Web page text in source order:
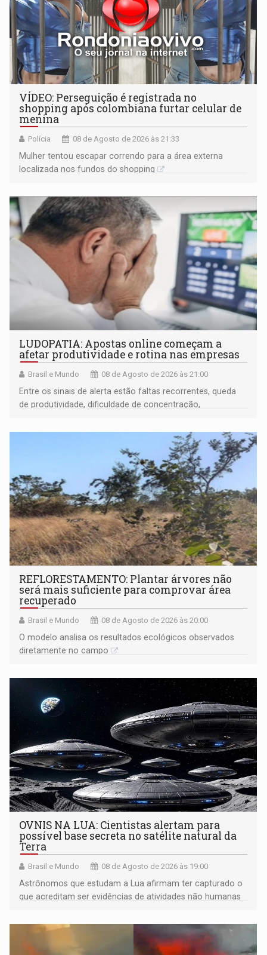
VÍDEO: Perseguição é registrada no
shopping após colombiana furtar celular de
menina
Polícia 08 de Agosto de 2026 às 21:33
Mulher tentou escapar correndo para a área externa
localizada nos fundos do shopping
LUDOPATIA: Apostas online começam a
afetar produtividade e rotina nas empresas
Brasil e Mundo 08 de Agosto de 2026 às 21:00
Entre os sinais de alerta estão faltas recorrentes, queda
de produtividade, dificuldade de concentração,
REFLORESTAMENTO: Plantar árvores não
será mais suficiente para comprovar área
recuperado
Brasil e Mundo 08 de Agosto de 2026 às 20:00
O modelo analisa os resultados ecológicos observados
diretamente no campo
OVNIS NA LUA: Cientistas alertam para
possível base secreta no satélite natural da
Terra
Brasil e Mundo 08 de Agosto de 2026 às 19:00
Astrônomos que estudam a Lua afirmam ter capturado o
que acreditam ser evidências de atividades não humanas
órbita